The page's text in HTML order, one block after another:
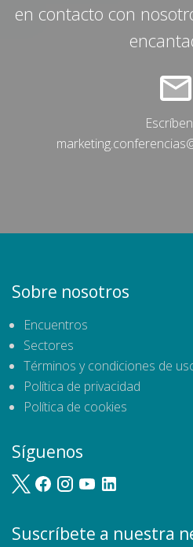
en contacto con
Sobre nosotros
Encuentros
Sectores
Términos y condiciones de
Política de privacidad
Política de cookies
Síguenos
Suscríbete a nuestra